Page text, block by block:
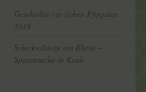
Geschichte (er-)leben Pfingsten
2019
Schicksalstage am Rhein –
Spurensuche in Kaub